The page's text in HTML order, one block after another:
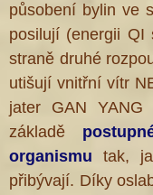
působení bylin ve
posilují (energii QI
straně druhé
utišují vnitřní vítr
jater GAN
základě
organismu tak,
přibývají. Díky